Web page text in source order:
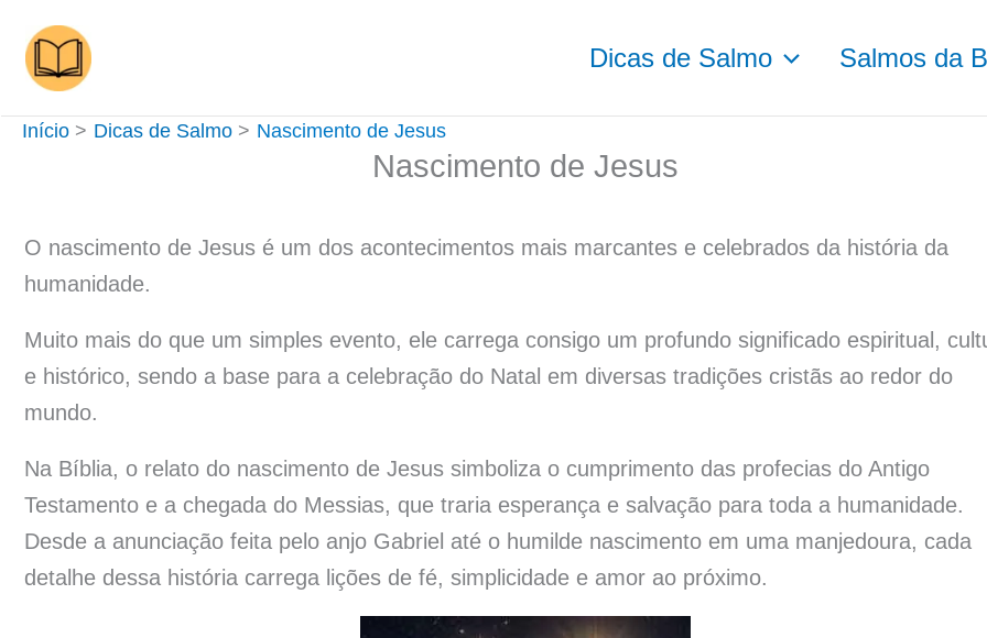
para
conteúdo
Dicas de Salmo Salmos da
Início Dicas de Salmo Nascimento de Jesus
Nascimento de Jesus
O nascimento de Jesus é um dos acontecimentos mais marcantes e celebrados da história da
humanidade.
Muito mais do que um simples evento, ele carrega consigo um profundo significado espiritual,
e histórico, sendo a base para a celebração do Natal em diversas tradições cristãs ao redor do
mundo.
Na Bíblia, o relato do nascimento de Jesus simboliza o cumprimento das profecias do Antigo
Testamento e a chegada do Messias, que traria esperança e salvação para toda a humanidade.
Desde a anunciação feita pelo anjo Gabriel até o humilde nascimento em uma manjedoura, cada
detalhe dessa história carrega lições de fé, simplicidade e amor ao próximo.